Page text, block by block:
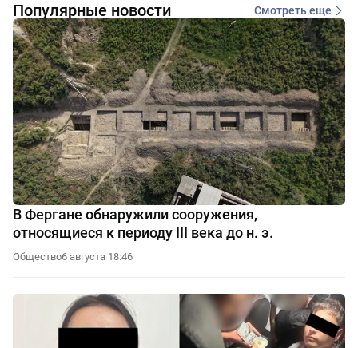
Популярные новости Смотреть еще
В Фергане обнаружили сооружения,
относящиеся к периоду III века до н. э.
Общество6 августа 18:46